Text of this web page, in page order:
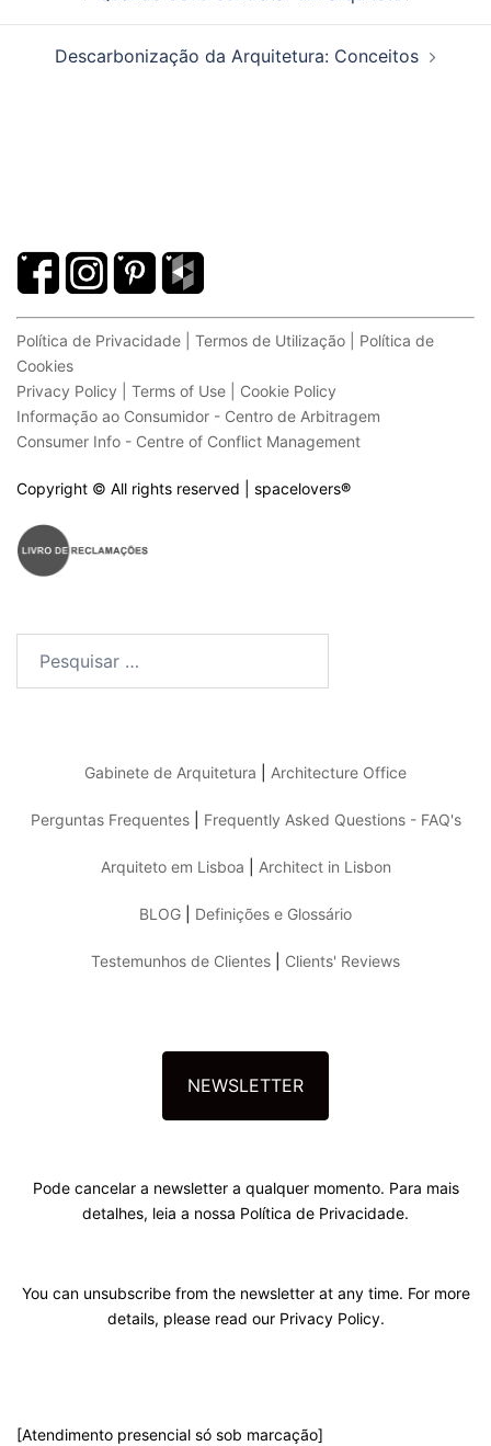
artigosDescarbonização da Arquitetura: Conceitos
Política de Privacidade | Termos de Utilização | Política de
Cookies
Privacy Policy | Terms of Use | Cookie Policy
Informação ao Consumidor - Centro de Arbitragem
Consumer Info - Centre of Conflict Management
Copyright © All rights reserved | spacelovers®
Gabinete de Arquitetura Architecture Office
Perguntas Frequentes| Frequently Asked Questions - FAQ's
Arquiteto em Lisboa Architect in Lisbon
BLOG Definições e Glossário
Testemunhos de Clientes Clients' Reviews
NEWSLETTER
Pode cancelar a newsletter a qualquer momento. Para mais
detalhes, leia a nossa Política de Privacidade.
You can unsubscribe from the newsletter at any time. For more
details, please read our Privacy Policy.
[Atendimento presencial só sob marcação]